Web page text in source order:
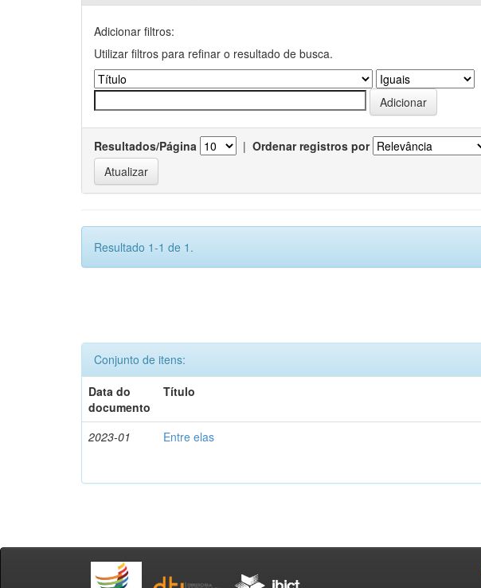
Adicionar filtros:
Utilizar filtros para refinar o resultado de busca.
Resultados/Página | Ordenar registros por
Resultado 1-1 de 1.
Conjunto de itens:
Data do
documento
Título
2023-01 Entre elas